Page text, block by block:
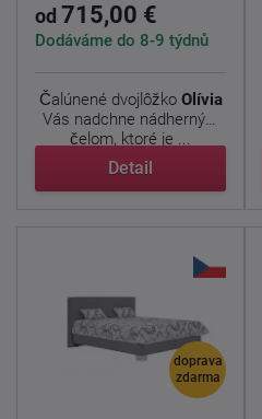
od 715,00 €
Dodáváme do 8-9 týdnů
Čalúnené dvojlôžko Olívia
Vás nadchne nádherným
čelom, ktoré je ...
Detail
doprava
zdarma